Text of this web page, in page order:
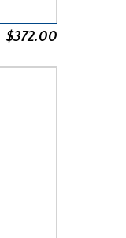
$372.00